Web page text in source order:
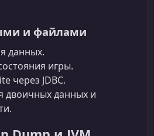
и файлами
данных.
игры.
через JDBC.
двоичных данных и